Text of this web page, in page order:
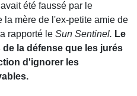
été faussé par le
mère de l'ex-petite amie de
rapporté le Sun Sentinel. Le
la défense que les jurés
d'ignorer les